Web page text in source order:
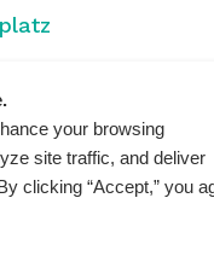
your browsing
site traffic, and deliver
clicking “Accept,” you